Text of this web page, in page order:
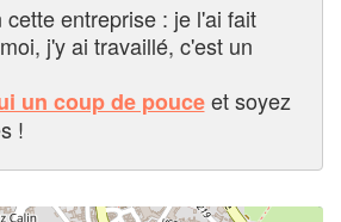
entreprise : je l'ai fait
j'y ai travaillé, c'est un
un coup de pouceet soyez
!